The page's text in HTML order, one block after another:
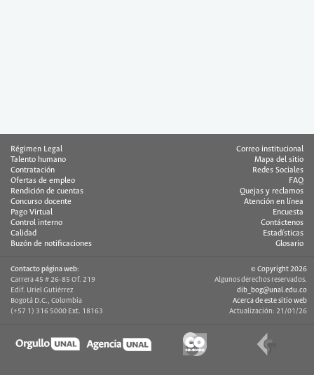
Régimen Legal
Talento humano
Contratación
Ofertas de empleo
Rendición de cuentas
Concurso docente
Pago Virtual
Control interno
Calidad
Buzón de notificaciones
Correo institucional
Mapa del sitio
Redes Sociales
FAQ
Quejas y reclamos
Atención en línea
Encuesta
Contáctenos
Estadísticas
Glosario
Contacto página web:
Carrera 45 # 26-85 Of. 219
Edif. Uriel Gutiérrez
Bogotá D.C., Colombia
(+57 1) 316 5000 Ext. 18163
© Copyright 2026
Algunos derechos reservados.
dib_bog@unal.edu.co
Acerca de este sitio web
Actualización: 21/01/26